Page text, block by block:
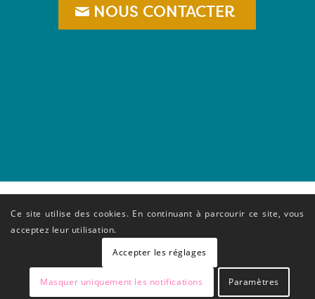
NOUS CONTACTER
Ce site utilise des cookies. En continuant à parcourir ce site, vous
acceptez leur utilisation.
Accepter les réglages
Masquer uniquement les notifications Paramètres